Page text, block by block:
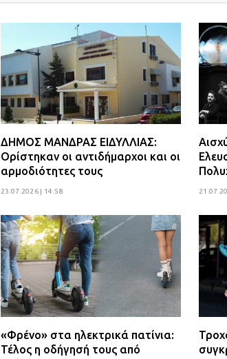
ΔΗΜΟΣ ΜΑΝΔΡΑΣ ΕΙΔΥΛΛΙΑΣ:
Ορίστηκαν οι αντιδήμαρχοι και οι
αρμοδιότητες τους
23.07.2026 | 14:58
«Φρένο» στα ηλεκτρικά πατίνια:
Τέλος η οδήγησή τους από